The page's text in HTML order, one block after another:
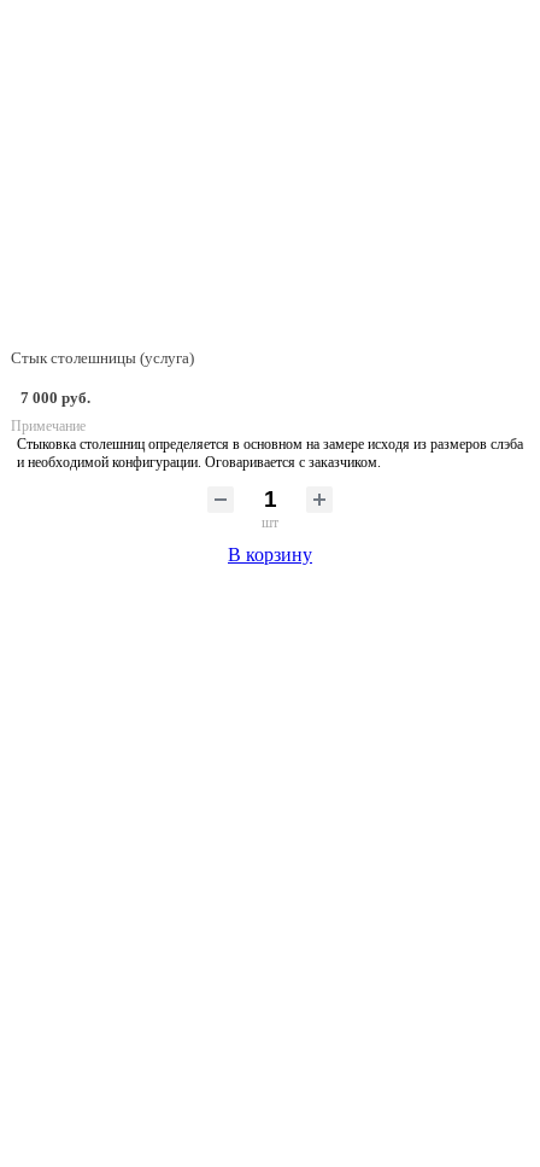
Стык столешницы (услуга)
7 000 руб.
Примечание
Стыковка столешниц определяется в основном на замере исходя из размеров слэба
и необходимой конфигурации. Оговаривается с заказчиком.
шт
В корзину